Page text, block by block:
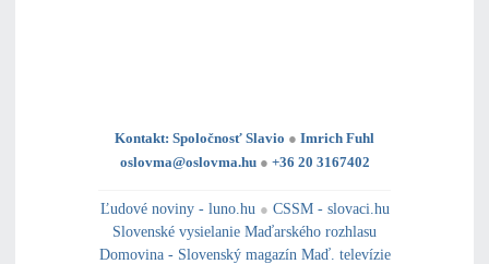
Kontakt: Spoločnosť Slavio ● Imrich Fuhl
oslovma@oslovma.hu ● +36 20 3167402
Ľudové noviny - luno.hu ● CSSM - slovaci.hu
Slovenské vysielanie Maďarského rozhlasu
Domovina - Slovenský magazín Maď. televízie